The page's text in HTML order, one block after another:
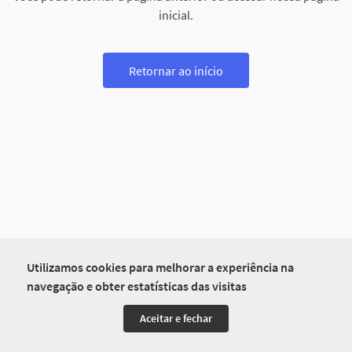
Utilizamos cookies para melhorar a experiência na
navegação e obter estatísticas das visitas
Aceitar e fechar
inicial.
Retornar ao início